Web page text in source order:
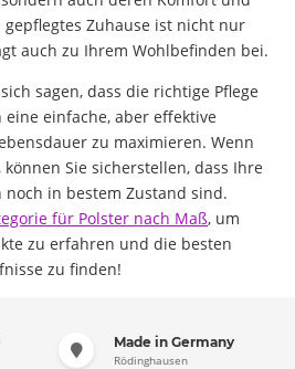
Zuhause ist nicht nur
auch zu Ihrem Wohlbefinden bei.
sagen, dass die richtige Pflege
einfache, aber effektive
zu maximieren. Wenn
Sie sicherstellen, dass Ihre
noch in bestem Zustand sind.
für Polster nach Maß, um
zu erfahren und die besten
zu finden!
Made in Germany
Rödinghausen